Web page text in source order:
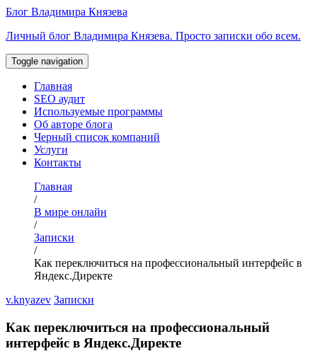
Перейти
содержимому
Блог Владимира Князева
Личный блог Владимира Князева. Просто записки обо всем.
Toggle navigation
Главная
SEO аудит
Используемые программы
Об авторе блога
Черный список компаний
Услуги
Контакты
Главная
/
В мире онлайн
/
Записки
/
Как переключиться на профессиональный интерфейс в
Яндекс.Директе
v.knyazev Записки
Как переключиться на профессиональный
интерфейс в Яндекс.Директе